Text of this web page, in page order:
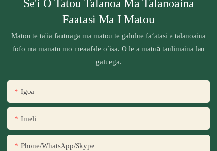
Se'i O Tatou Talanoa Ma Talanoaina
Faatasi Ma I Matou
Matou te talia fautuaga ma matou te galulue faʻatasi e talanoaina
fofo ma manatu mo meaafale ofisa. O le a matuā taulimaina lau
galuega.
Igoa
Imeli
Phone/WhatsApp/Skype